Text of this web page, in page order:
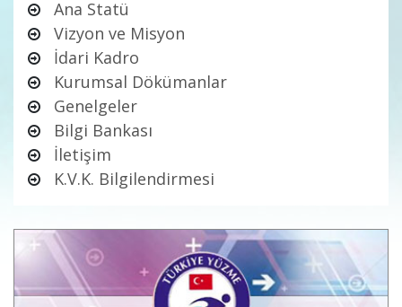
Ana Statü
Vizyon ve Misyon
İdari Kadro
Kurumsal Dökümanlar
Genelgeler
Bilgi Bankası
İletişim
K.V.K. Bilgilendirmesi